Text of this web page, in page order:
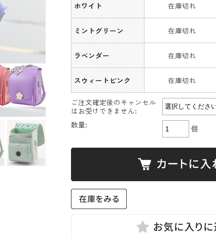
ホワイト
在庫切れ
ミントグリーン
在庫切れ
ラベンダー
在庫切れ
スウィートピンク
在庫切れ
ご注文確定後のキャンセル
はお受けできません:
数量:
個